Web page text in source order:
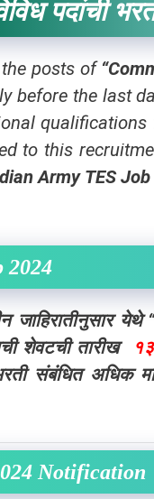
पदांची
posts of
before the last
to this
Army TES Job
2024
येथे
शेवटची तारीख
संबंधित अधिक
Notification